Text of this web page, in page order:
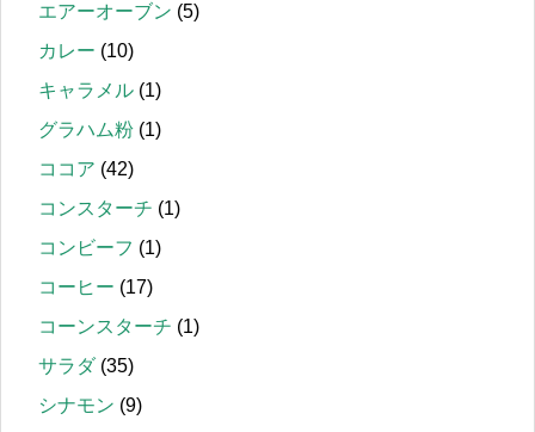
エアーオーブン (5)
カレー (10)
キャラメル (1)
グラハム粉 (1)
ココア (42)
コンスターチ (1)
コンビーフ (1)
コーヒー (17)
コーンスターチ (1)
サラダ (35)
シナモン (9)